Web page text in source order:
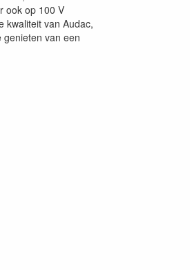
ook op 100 V
kwaliteit van Audac,
van een